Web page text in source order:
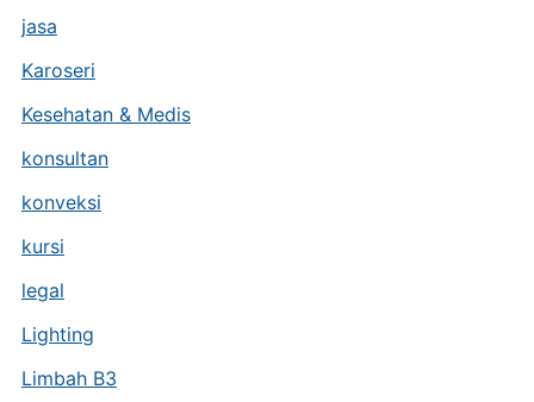
jasa
Karoseri
Kesehatan & Medis
konsultan
konveksi
kursi
legal
Lighting
Limbah B3